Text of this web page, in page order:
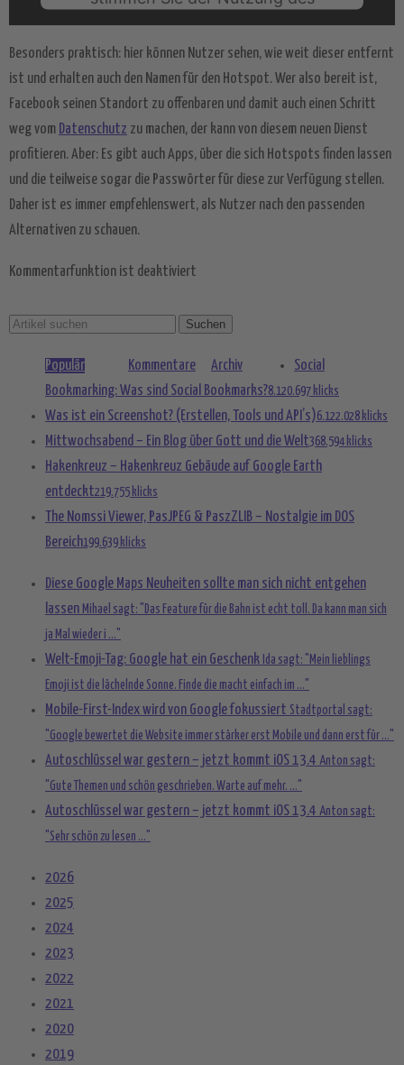
Service zu, um dieses Video
anzusehen.
Mehr Informationen
Akzeptieren
powered byUsercentrics Consent
Management Platform & eRecht24
Besonders praktisch: hier können Nutzer sehen, wie weit dieser entfernt
ist und erhalten auch den Namen für den Hotspot. Wer also bereit ist,
Facebook seinen Standort zu offenbaren und damit auch einen Schritt
weg vom Datenschutz zu machen, der kann von diesem neuen Dienst
profitieren. Aber: Es gibt auch Apps, über die sich Hotspots finden lassen
und die teilweise sogar die Passwörter für diese zur Verfügung stellen.
Daher ist es immer empfehlenswert, als Nutzer nach den passenden
Alternativen zu schauen.
Kommentarfunktion ist deaktiviert
Populär Kommentare Archiv
Social
Bookmarking: Was sind Social Bookmarks?8.120.697 klicks
Was ist ein Screenshot? (Erstellen, Tools und API’s)6.122.028 klicks
Mittwochsabend – Ein Blog über Gott und die Welt368.594 klicks
Hakenkreuz – Hakenkreuz Gebäude auf Google Earth
entdeckt219.755 klicks
The Nomssi Viewer, PasJPEG & PaszZLIB – Nostalgie im DOS
Bereich199.639 klicks
Diese Google Maps Neuheiten sollte man sich nicht entgehen
lassen Mihael sagt: "Das Feature für die Bahn ist echt toll. Da kann man sich
ja Mal wieder i ..."
Welt-Emoji-Tag: Google hat ein Geschenk Ida sagt: "Mein lieblings
Emoji ist die lächelnde Sonne. Finde die macht einfach im ..."
Mobile-First-Index wird von Google fokussiert Stadtportal sagt:
"Google bewertet die Website immer stärker erst Mobile und dann erst für ..."
Autoschlüssel war gestern – jetzt kommt iOS 13.4 Anton sagt:
"Gute Themen und schön geschrieben. Warte auf mehr. ..."
Autoschlüssel war gestern – jetzt kommt iOS 13.4 Anton sagt:
"Sehr schön zu lesen ..."
2026
2025
2024
2023
2022
2021
2020
2019